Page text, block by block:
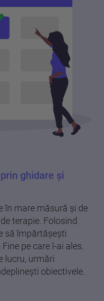
ghidare și
în mare măsură și de
terapie. Folosind
să împărtășești
pe care l-ai ales.
lucru, urmări
obiectivele.